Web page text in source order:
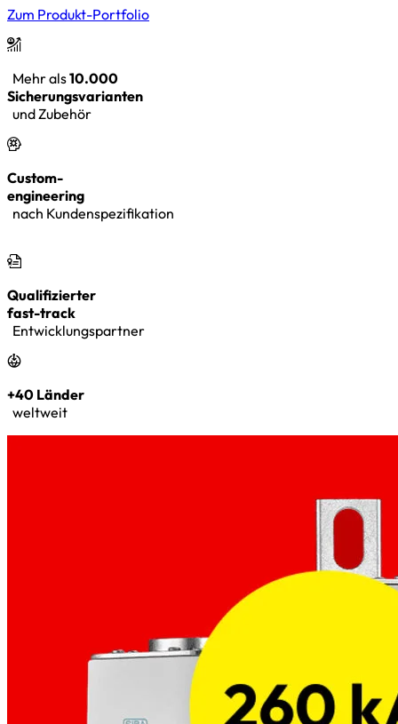
Zum Produkt-Portfolio
Mehr als10.000
Sicherungsvarianten
und Zubehör
Custom-
engineering
nach Kundenspezifikation
Qualifizierter
fast-track
Entwicklungspartner
+40 Länder
weltweit